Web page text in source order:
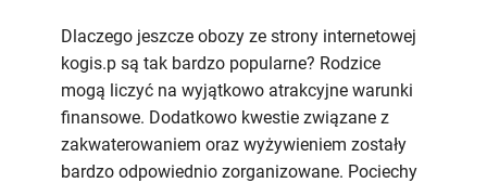
Dlaczego jeszcze obozy ze strony internetowej
kogis.p są tak bardzo popularne? Rodzice
mogą liczyć na wyjątkowo atrakcyjne warunki
finansowe. Dodatkowo kwestie związane z
zakwaterowaniem oraz wyżywieniem zostały
bardzo odpowiednio zorganizowane. Pociechy